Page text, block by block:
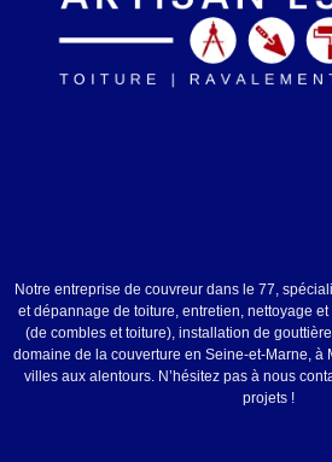
Notre entreprise de couvreur dans le 77,
et dépannage de toiture, entretien, nettoyage
(de combles et toiture), installation de
domaine de la couverture en Seine-et-Marne, à
villes aux alentours. N’hésitez pas à nous
projets !